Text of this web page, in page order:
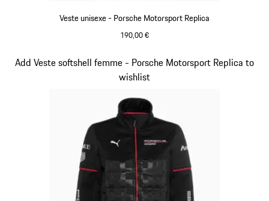
Veste unisexe - Porsche Motorsport Replica
190,00 €
Add Veste softshell femme - Porsche Motorsport Replica to
wishlist
Diapositive 12 sur 20